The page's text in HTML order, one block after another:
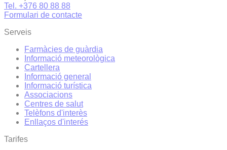
Tel. +376 80 88 88
Formulari de contacte
Serveis
Farmàcies de guàrdia
Informació meteorològica
Cartellera
Informació general
Informació turística
Associacions
Centres de salut
Telèfons d'interès
Enllaços d'interés
Tarifes